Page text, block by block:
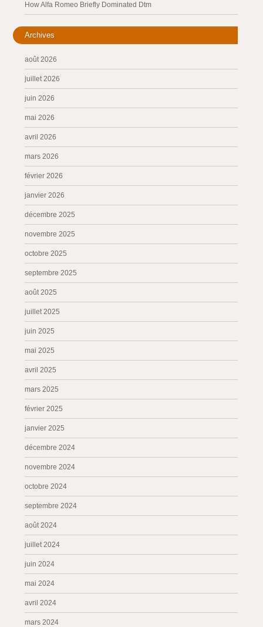
How Alfa Romeo Briefly Dominated Dtm
Archives
août 2026
juillet 2026
juin 2026
mai 2026
avril 2026
mars 2026
février 2026
janvier 2026
décembre 2025
novembre 2025
octobre 2025
septembre 2025
août 2025
juillet 2025
juin 2025
mai 2025
avril 2025
mars 2025
février 2025
janvier 2025
décembre 2024
novembre 2024
octobre 2024
septembre 2024
août 2024
juillet 2024
juin 2024
mai 2024
avril 2024
mars 2024